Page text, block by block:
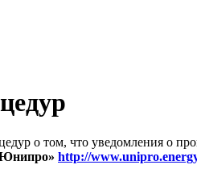
о том, что уведомления о
http://